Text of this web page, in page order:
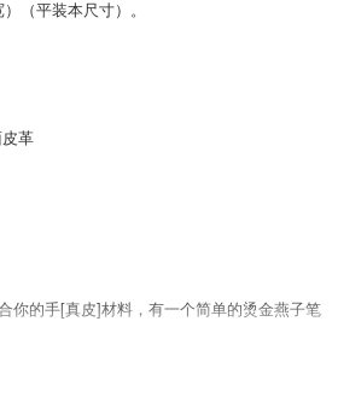
（平装本尺寸）。
革
你的手[真皮]材料，有一个简单的烫金燕子笔
放在任何书中。